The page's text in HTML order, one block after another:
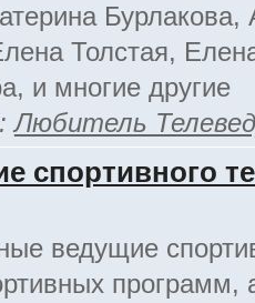
Бурлакова,
Толстая,
и многие другие
Любитель
спортивного
ведущие
программ,